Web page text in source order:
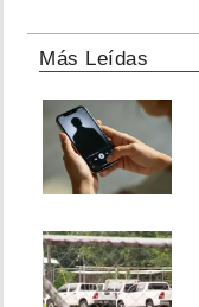
Más Leídas